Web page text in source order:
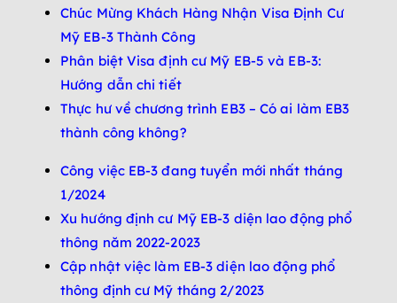
Chúc Mừng Khách Hàng Nhận Visa Định Cư
Mỹ EB-3 Thành Công
Phân biệt Visa định cư Mỹ EB-5 và EB-3:
Hướng dẫn chi tiết
Thực hư về chương trình EB3 – Có ai làm EB3
thành công không?
Công việc EB-3 đang tuyển mới nhất tháng
1/2024
Xu hướng định cư Mỹ EB-3 diện lao động phổ
thông năm 2022-2023
Cập nhật việc làm EB-3 diện lao động phổ
thông định cư Mỹ tháng 2/2023